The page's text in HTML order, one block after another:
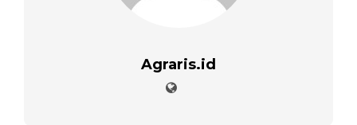
Agraris.id